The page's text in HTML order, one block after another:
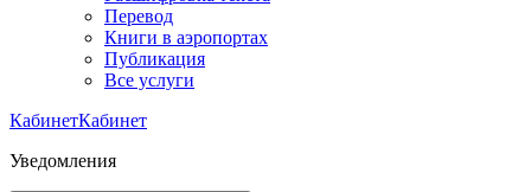
Перевод
Книги в аэропортах
Публикация
Все услуги
КабинетКабинет
Уведомления